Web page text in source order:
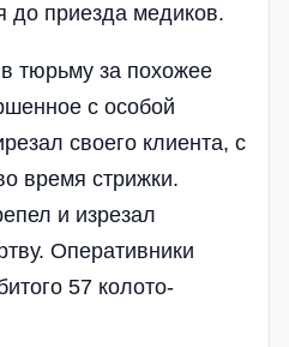
до приезда медиков.
тюрьму за похожее
с особой
своего клиента, с
время стрижки.
и изрезал
Оперативники
57 колото-